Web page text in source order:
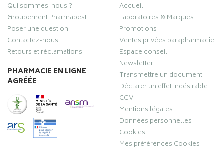
Qui sommes-nous ?
Groupement Pharmabest
Poser une question
Contactez-nous
Retours et réclamations
PHARMACIE EN LIGNE
AGRÉÉE
Accueil
Laboratoires & Marques
Promotions
Ventes privées parapharmacie
Espace conseil
Newsletter
Transmettre un document
Déclarer un effet indésirable
CGV
Mentions légales
Données personnelles
Cookies
Mes préférences Cookies